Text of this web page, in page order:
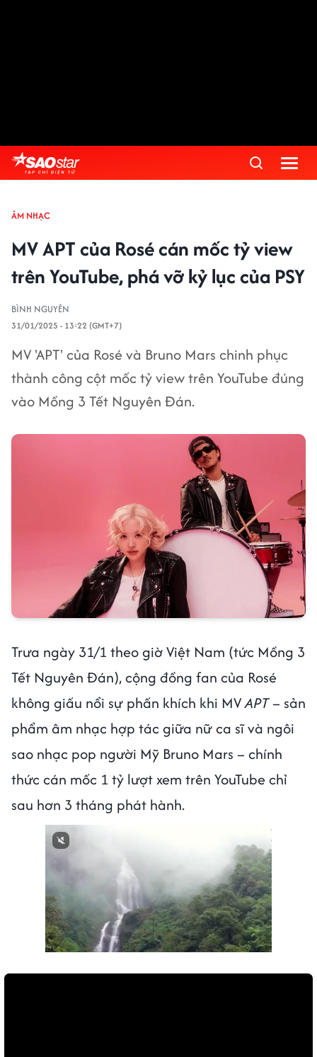
ÂM NHẠC
MV APT của Rosé cán mốc tỷ view
trên YouTube, phá vỡ kỷ lục của PSY
BÌNH NGUYÊN
31/01/2025 - 13:22 (GMT+7)
MV 'APT' của Rosé và Bruno Mars chinh phục
thành công cột mốc tỷ view trên YouTube đúng
vào Mồng 3 Tết Nguyên Đán.
Trưa ngày 31/1 theo giờ Việt Nam (tức Mồng 3
Tết Nguyên Đán), cộng đồng fan của Rosé
không giấu nổi sự phấn khích khi MVAPT– sản
phẩm âm nhạc hợp tác giữa nữ ca sĩ và ngôi
sao nhạc pop người Mỹ Bruno Mars – chính
thức cán mốc 1 tỷ lượt xem trên YouTube chỉ
sau hơn 3 tháng phát hành.